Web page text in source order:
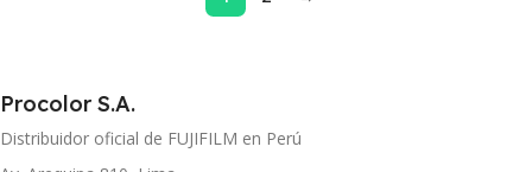
Procolor S.A.
Distribuidor oficial de FUJIFILM en Perú